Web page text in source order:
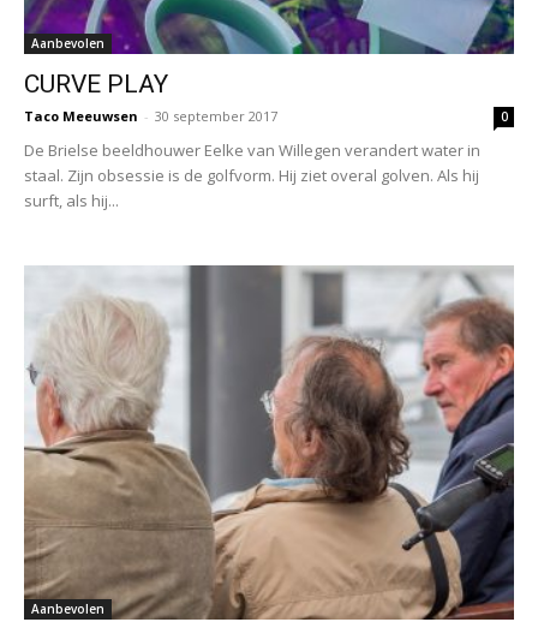
Aanbevolen
CURVE PLAY
Taco Meeuwsen - 30 september 2017 0
De Brielse beeldhouwer Eelke van Willegen verandert water in
staal. Zijn obsessie is de golfvorm. Hij ziet overal golven. Als hij
surft, als hij...
Aanbevolen